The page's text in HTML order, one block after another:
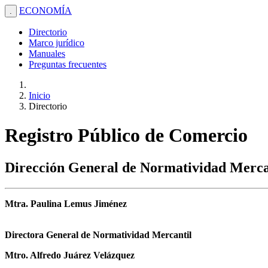
. ECONOMÍA
Directorio
Marco jurídico
Manuales
Preguntas frecuentes
Inicio
Directorio
Registro Público de Comercio
Dirección General de Normatividad
Mtra. Paulina Lemus Jiménez
Directora General de Normatividad Mercantil
Mtro. Alfredo Juárez Velázquez